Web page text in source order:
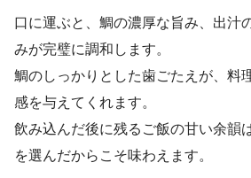
口に運ぶと、鯛の濃厚な旨み、出汁
みが完璧に調和します。
鯛のしっかりとした歯ごたえが、料
感を与えてくれます。
飲み込んだ後に残るご飯の甘い余韻
を選んだからこそ味わえます。